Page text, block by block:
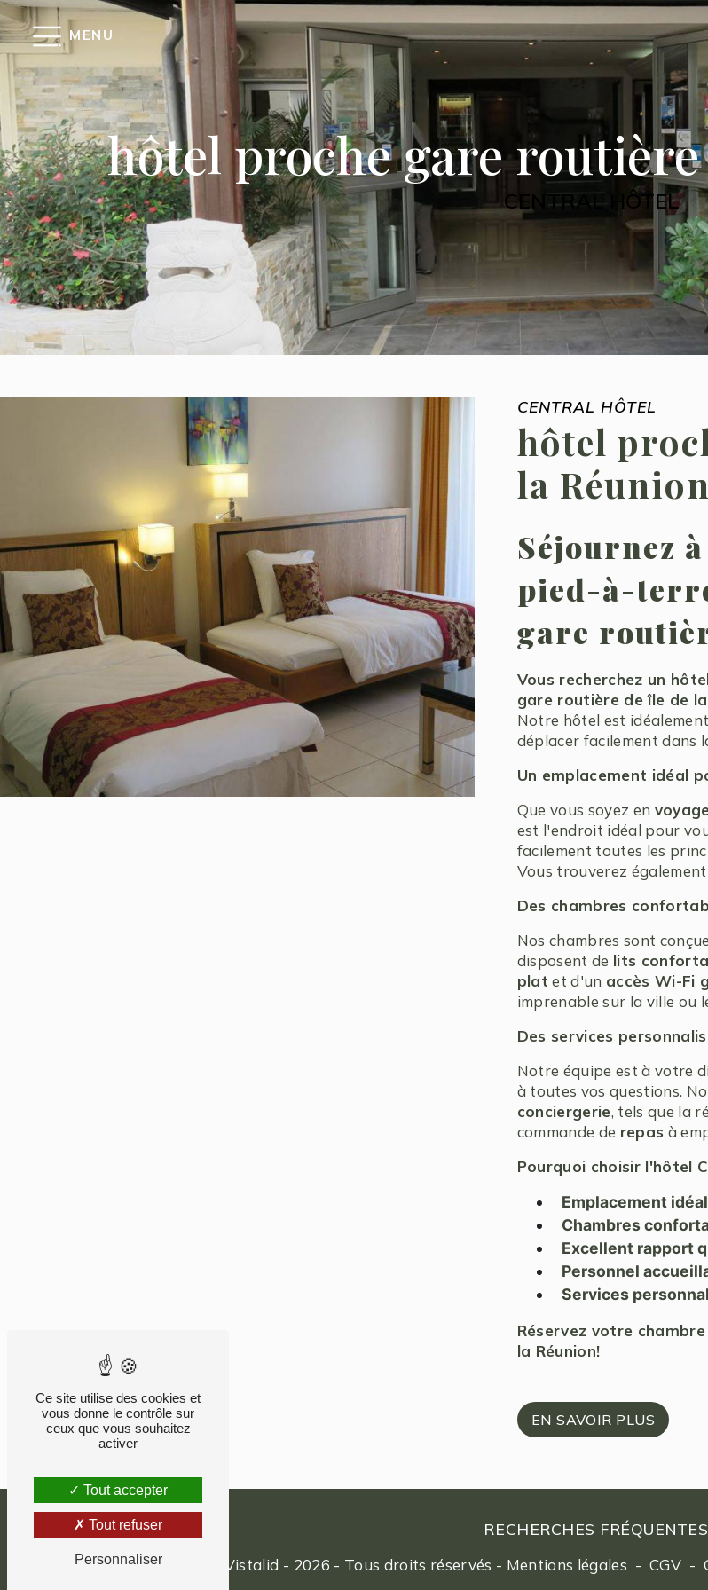
MENU
hôtel proche gare
CENTRAL HÔTEL
CENTRAL HÔTEL
hôtel
la Réunion
Séjournez
pied-à-
gare
Vous recherchez un
gare routière de île de la
Notre hôtel est
déplacer facilement dans
Un emplacement idéal
Que vous soyez en
est l'endroit idéal pour
facilement toutes les
Vous trouverez
Des chambres
Nos chambres sont
disposent de lits
plat et d'un accès Wi-Fi
imprenable sur la ville ou
Des services
Notre équipe est à votre
à toutes vos questions.
conciergerie, tels que la
commande de repas à
Pourquoi choisir l'hôtel
Emplacement
Chambres
Excellent rapport
Personnel
Services
Réservez votre
la Réunion!
EN SAVOIR PLUS
RECHERCHES FRÉQUENTES
Vistalid - 2026 - Tous droits réservés - Mentions légales - CGV-
Panneau de gestion des cookies
Ce site utilise des cookies et
vous donne le contrôle sur
ceux que vous souhaitez
activer
Tout accepter
Tout refuser
Personnaliser